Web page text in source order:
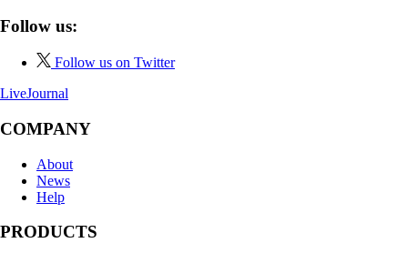
Follow us:
Follow us on Twitter
LiveJournal
COMPANY
About
News
Help
PRODUCTS